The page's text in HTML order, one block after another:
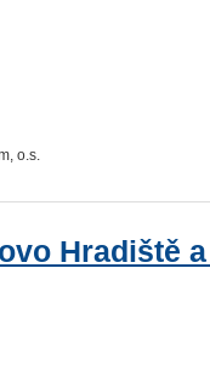
o.s.
Hradiště